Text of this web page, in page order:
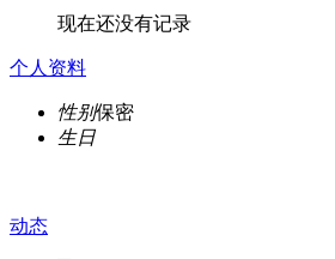
现在还没有记录
个人资料
性别保密
生日
动态